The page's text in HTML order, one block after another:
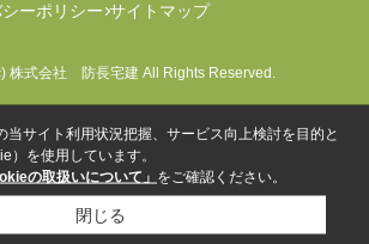
ーポリシー サイトマップ
株式会社 防長宅建 All Rights Reserved.
当サイト利用状況把握、サービス向上検討を目的と
）を使用しています。
の取扱いについて」 をご確認ください。
閉じる